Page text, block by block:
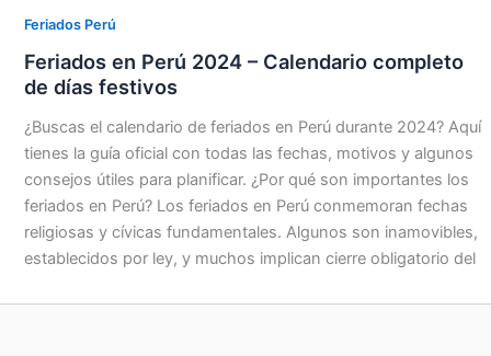
Feriados Perú
Feriados en Perú 2024 – Calendario completo
de días festivos
¿Buscas el calendario de feriados en Perú durante 2024? Aquí
tienes la guía oficial con todas las fechas, motivos y algunos
consejos útiles para planificar. ¿Por qué son importantes los
feriados en Perú? Los feriados en Perú conmemoran fechas
religiosas y cívicas fundamentales. Algunos son inamovibles,
establecidos por ley, y muchos implican cierre obligatorio del